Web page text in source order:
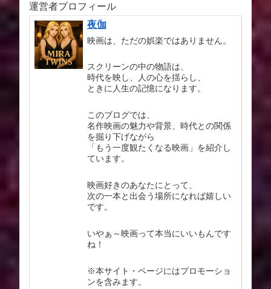
運営者プロフィール
夜伽
映画は、ただの娯楽ではありません。
スクリーンの中の物語は、
時代を映し、人の心を揺らし、
ときに人生の記憶になります。
このブログでは、
名作映画の魅力や背景、時代との関係
を掘り下げながら
「もう一度観たくなる映画」を紹介し
ています。
映画好きのあなたにとって、
次の一本と出会う場所になれば嬉しい
です。
いやぁ～映画って本当にいいもんです
ね！
※本サイト・ページにはプロモーショ
ンを含みます。